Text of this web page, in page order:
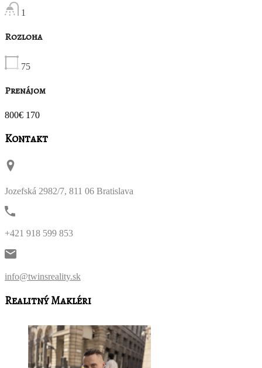
1
Rozloha
75
Prenájom
800€ 170
Kontakt
Jozefská 2982/7, 811 06 Bratislava
+421 918 599 853
info@twinsreality.sk
Realitný Makléri